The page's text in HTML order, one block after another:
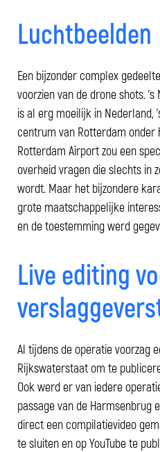
Luchtbeelden
Een bijzonder complex
voorzien van de drone shots.
is al erg moeilijk in Nederland,
centrum van Rotterdam onder
Rotterdam Airport zou een
overheid vragen die slechts in
wordt. Maar het bijzondere
grote maatschappelijke
en de toestemming werd
Live editing
Al tijdens de operatie voorzag
Rijkswaterstaat om te
Ook werd er van iedere
passage van de Harmsenbrug
direct een compilatievideo
te sluiten en op YouTube te